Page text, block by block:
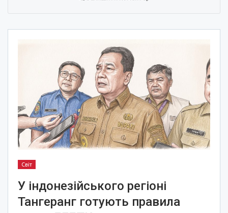
Світ
У індонезійського регіоні
Тангеранг готують правила